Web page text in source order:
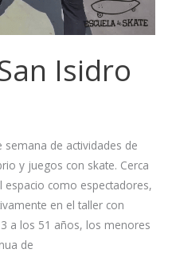
Isidro
semana de actividades de
y juegos con skate. Cerca
como espectadores,
en el taller con
a los 51 años, los menores
de